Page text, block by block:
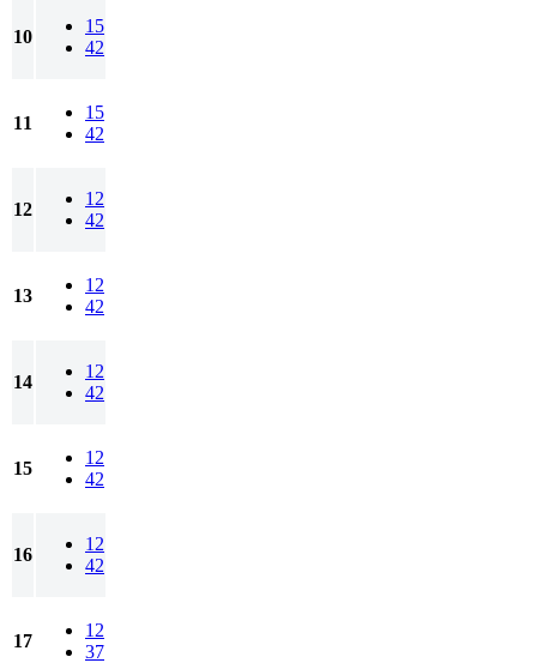
10
15
42
11
15
42
12
12
42
13
12
42
14
12
42
15
12
42
16
12
42
17
12
37